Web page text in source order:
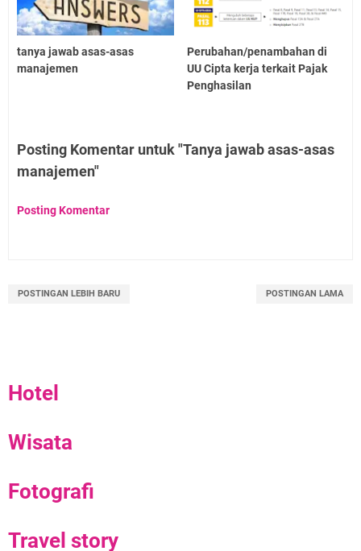
tanya jawab asas-asas
manajemen
Perubahan/penambahan di
UU Cipta kerja terkait Pajak
Penghasilan
Posting Komentar untuk "Tanya jawab asas-asas
manajemen"
Posting Komentar
POSTINGAN LEBIH BARU POSTINGAN LAMA
Hotel
Wisata
Fotografi
Travel story